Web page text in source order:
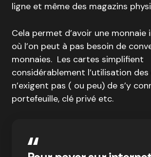
ligne et même des magazins
Cela permet d’avoir une
où l’on peut à pas besoin de
monnaies. Les cartes simplifient
considérablement l’utilisation
n’exigent pas ( ou peu) de s’y
portefeuille, clé privé etc.